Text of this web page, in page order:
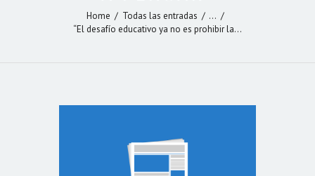
Home Todas las entradas
...
“El desafío educativo ya no es prohibir la...